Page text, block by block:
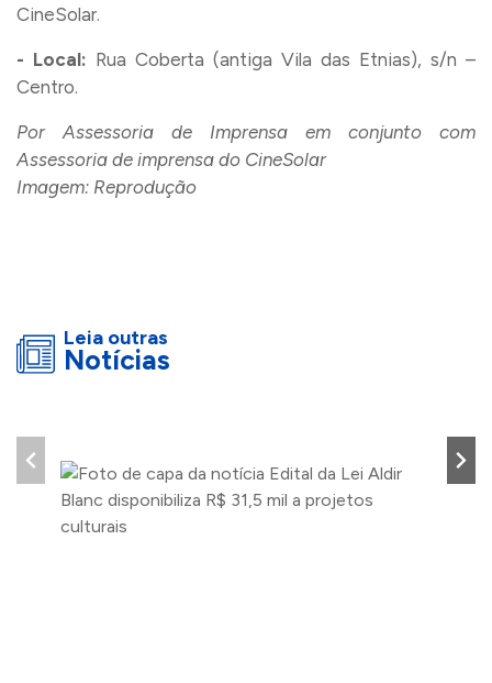
CineSolar.
- Local: Rua Coberta (antiga Vila das Etnias), s/n –
Centro.
Por Assessoria de Imprensa em conjunto com
Assessoria de imprensa do CineSolar
Imagem: Reprodução
Leia outras
Notícias